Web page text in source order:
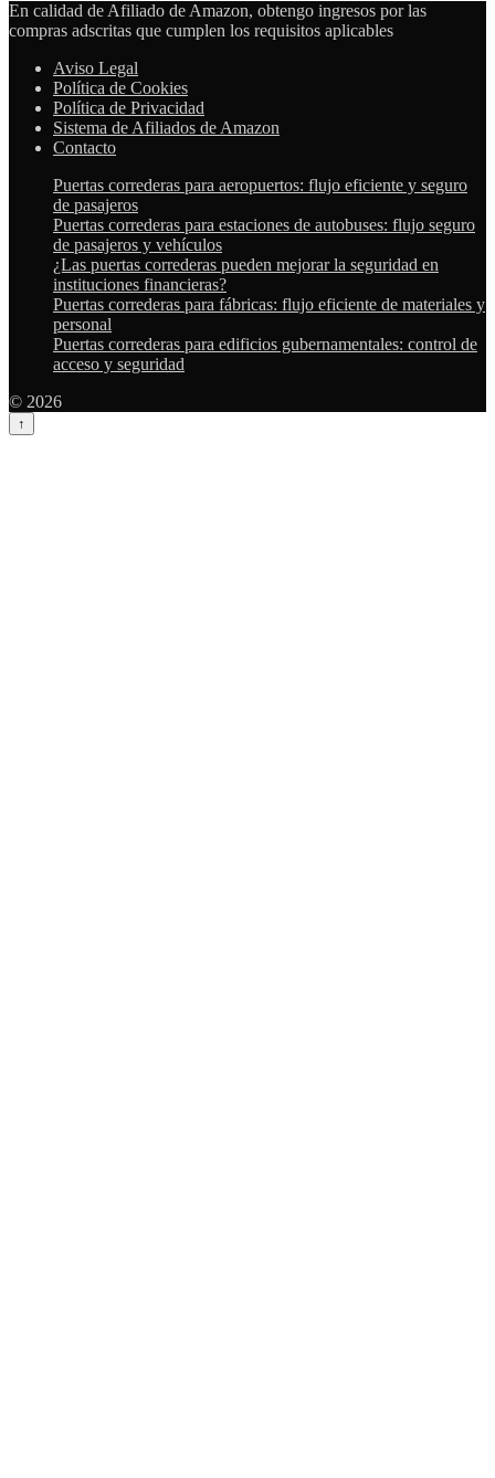
En calidad de Afiliado de Amazon, obtengo ingresos por las
compras adscritas que cumplen los requisitos aplicables
Aviso Legal
Política de Cookies
Política de Privacidad
Sistema de Afiliados de Amazon
Contacto
Puertas correderas para aeropuertos: flujo eficiente y seguro
de pasajeros
Puertas correderas para estaciones de autobuses: flujo seguro
de pasajeros y vehículos
¿Las puertas correderas pueden mejorar la seguridad en
instituciones financieras?
Puertas correderas para fábricas: flujo eficiente de materiales y
personal
Puertas correderas para edificios gubernamentales: control de
acceso y seguridad
© 2026
↑